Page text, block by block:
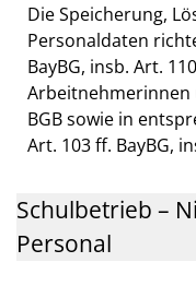
Die Speicherung,
Personaldaten
BayBG, insb. Art.
Arbeitnehmerinnen
BGB sowie in
Art. 103 ff. BayBG,
Schulbetrieb –
Personal